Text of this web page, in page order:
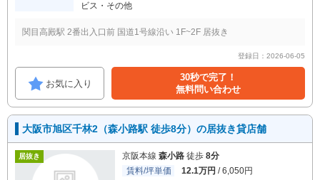
ビス・その他
関目高殿駅 2番出入口前 国道1号線沿い 1F~2F 居抜き
登録日：2026-06-05
お気に入り
30秒で完了！
無料問い合わせ
大阪市旭区千林2（森小路駅 徒歩8分）の居抜き貸店舗
居抜き 京阪本線 森小路 徒歩 8分
賃料/坪単価
12.1万円 / 6,050円